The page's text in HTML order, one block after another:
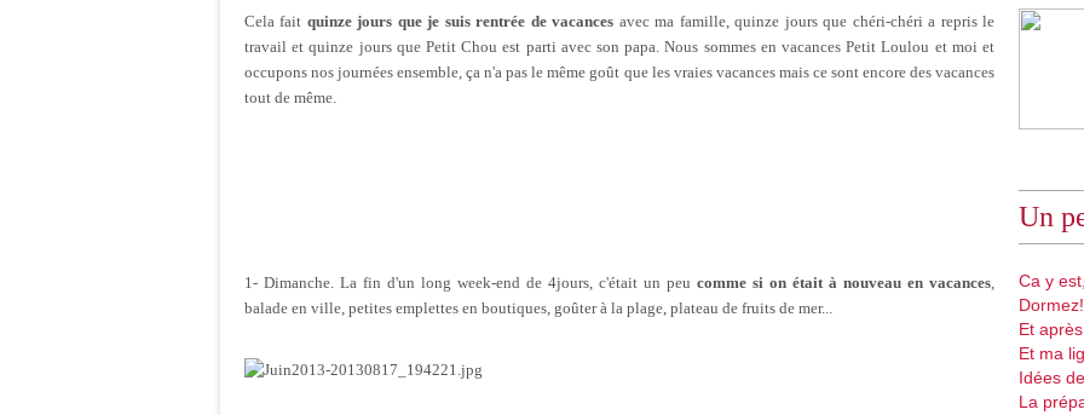
Cela fait quinze jours que je suis rentrée de vacances avec ma famille, quinze jours que chéri-chéri a repris le
travail et quinze jours que Petit Chou est parti avec son papa. Nous sommes en vacances Petit Loulou et moi et
occupons nos journées ensemble, ça n'a pas le même goût que les vraies vacances mais ce sont encore des vacances
tout de même.
1- Dimanche. La fin d'un long week-end de 4jours, c'était un peu comme si on était à nouveau en vacances,
balade en ville, petites emplettes en boutiques, goûter à la plage, plateau de fruits de mer...
Un
Ca y
Dormez!
Et
Et ma
Idées
La